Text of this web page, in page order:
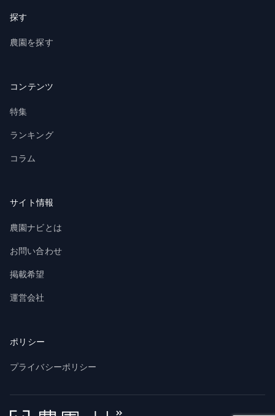
探す
農園を探す
コンテンツ
特集
ランキング
コラム
サイト情報
農園ナビとは
お問い合わせ
掲載希望
運営会社
ポリシー
プライバシーポリシー